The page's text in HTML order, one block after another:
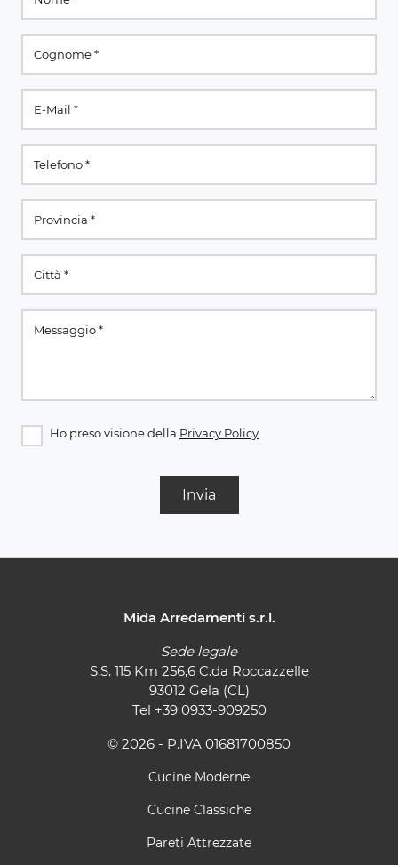
Ho preso visione della Privacy Policy
Invia
Mida Arredamenti s.r.l.
Sede legale
S.S. 115 Km 256,6 C.da Roccazzelle
93012 Gela (CL)
Tel +39 0933-909250
© 2026 - P.IVA 01681700850
Cucine Moderne
Cucine Classiche
Pareti Attrezzate